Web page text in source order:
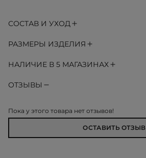
СОСТАВ И УХОД
РАЗМЕРЫ ИЗДЕЛИЯ
НАЛИЧИЕ В 5 МАГАЗИНАХ
ОТЗЫВЫ
Пока у этого товара нет отзывов!
ОСТАВИТЬ ОТЗЫВ